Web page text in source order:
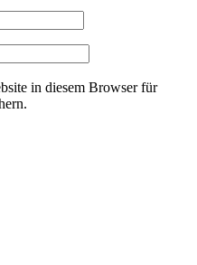
in diesem Browser für